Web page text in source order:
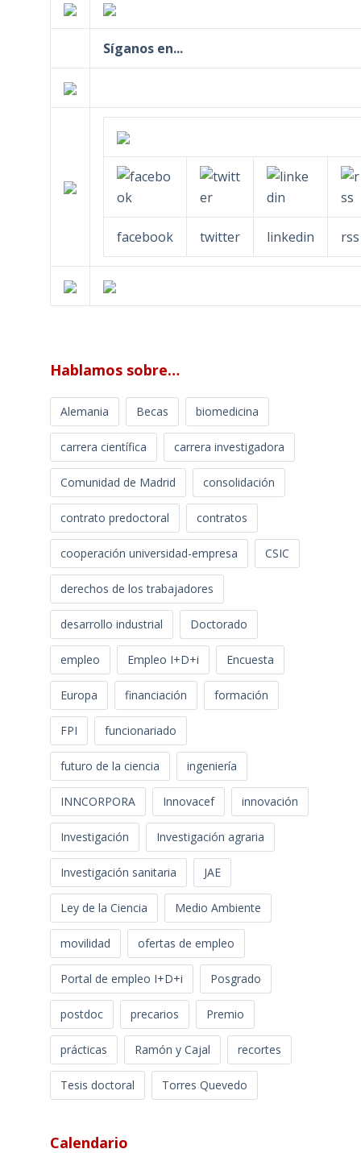
Síganos en...
facebook twitter linkedin rss
Hablamos sobre…
Alemania Becas biomedicina
carrera científica carrera investigadora
Comunidad de Madrid consolidación
contrato predoctoral contratos
cooperación universidad-empresa CSIC
derechos de los trabajadores
desarrollo industrial Doctorado
empleo Empleo I+D+i Encuesta
Europa financiación formación
FPI funcionariado
futuro de la ciencia ingeniería
INNCORPORA Innovacef innovación
Investigación Investigación agraria
Investigación sanitaria JAE
Ley de la Ciencia Medio Ambiente
movilidad ofertas de empleo
Portal de empleo I+D+i Posgrado
postdoc precarios Premio
prácticas Ramón y Cajal recortes
Tesis doctoral Torres Quevedo
Calendario